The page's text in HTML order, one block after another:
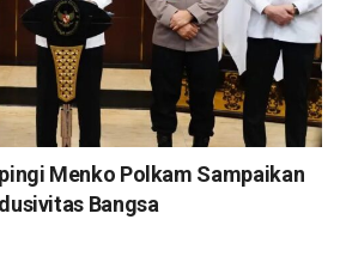
Menko Polkam Sampaikan
Bangsa